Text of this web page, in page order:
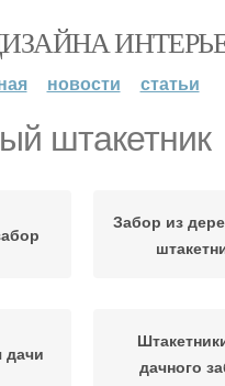
новости статьи
штакетник
Забор из
дачи
дачного